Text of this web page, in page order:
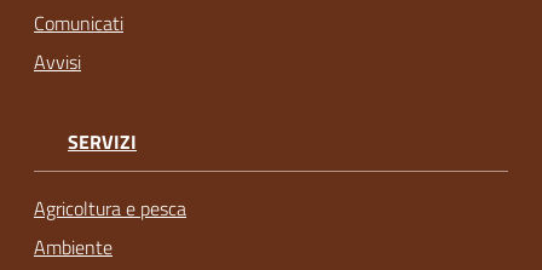
Comunicati
Avvisi
SERVIZI
Agricoltura e pesca
Ambiente